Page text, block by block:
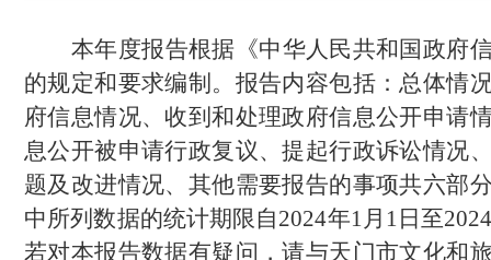
本年度报告根据《中华人民共和国政府
的规定和要求编制。报告内容包括：总体情
府信息情况、收到和处理政府信息公开申请
息公开被申请行政复议、提起行政诉讼情况
题及改进情况、其他需要报告的事项共六部
中所列数据的统计期限自2024年1月1日至
若对本报告数据有疑问，请与天门市文化和